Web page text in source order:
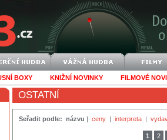
BOXY KNIŽNÍ NOVINKY FILMOVÉ
OSTATNÍ
Seřadit podle: názvu | ceny | interpreta |
1 2